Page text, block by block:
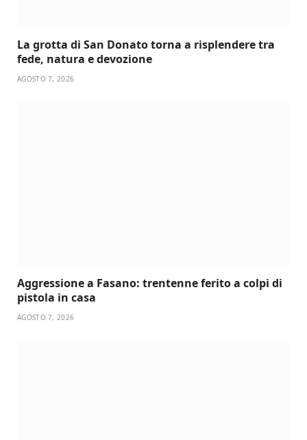
La grotta di San Donato torna a risplendere tra
fede, natura e devozione
AGOSTO 7, 2026
Aggressione a Fasano: trentenne ferito a colpi di
pistola in casa
AGOSTO 7, 2026